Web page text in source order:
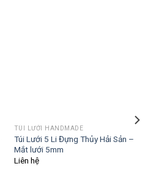
TÚI LƯỚI HANDMADE
Túi Lưới 5 Li Đựng Thủy Hải Sản –
Mắt lưới 5mm
Liên hệ